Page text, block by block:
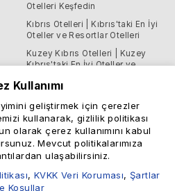
Otelleri Keşfedin
Kıbrıs Otelleri | Kıbrıs'taki En İyi
Oteller ve Resortlar Otelleri
Kuzey Kıbrıs Otelleri | Kuzey
Kıbrıs'taki En İyi Oteller ve
Kullanımı
geliştirmek için çerezler
kullanarak, gizlilik politikası
olarak çerez kullanımını kabul
Mevcut politikalarımıza
ulaşabilirsiniz.
, KVKK Veri Koruması, Şartlar
Koşullar